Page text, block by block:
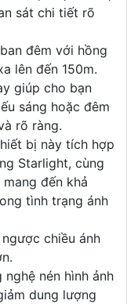
sát chi tiết rõ
đêm với hồng
lên đến 150m.
giúp cho bạn
sáng hoặc đêm
rõ ràng.
bị này tích hợp
Starlight, cùng
đến khả
tình trạng ánh
chiều ánh
nén hình ảnh
dung lượng